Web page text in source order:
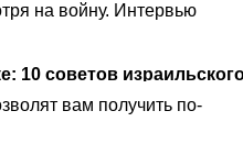
на войну. Интервью
вам получить по-